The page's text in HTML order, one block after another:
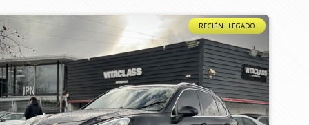
RECIÉN LLEGADO